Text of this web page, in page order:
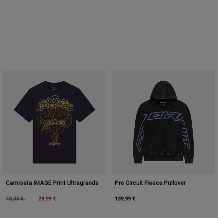
Camiseta IMAGE Print Ultragrande
Price reduced from
49,99 €to 29,99 €
Pro Circuit Fleece Pullover
139,99 €